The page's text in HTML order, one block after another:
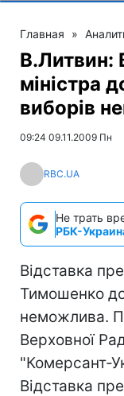
Главная »
В.Литвин:
міністра
виборів
09:24 09.11.2009 Пн
RBC.UA
Не трать
РБК-
Відставка
Тимошенко
неможлива.
Верховної
"Комерсант-
Відставка